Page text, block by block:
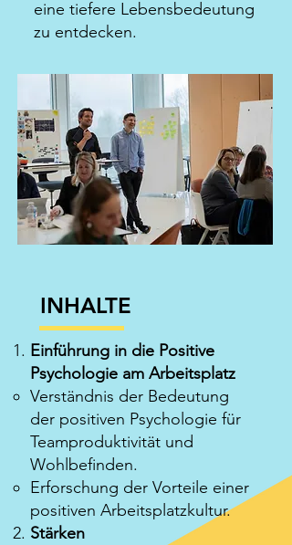
eine tiefere Lebensbedeutung
zu entdecken.
INHALTE
Einführung in die Positive
Psychologie am Arbeitsplatz
Verständnis der Bedeutung
der positiven Psychologie für
Teamproduktivität und
Wohlbefinden.
Erforschung der Vorteile einer
positiven Arbeitsplatzkultur.
Stärken